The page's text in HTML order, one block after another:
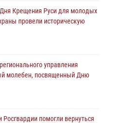
Крещения Руси для молодых
провели историческую
управления
молебен, посвященный Дню
Росгвардии помогли вернуться